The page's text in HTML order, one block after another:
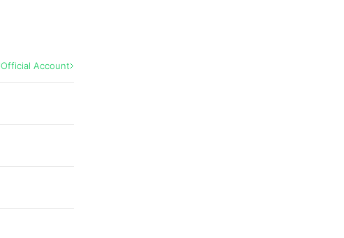
Official Account